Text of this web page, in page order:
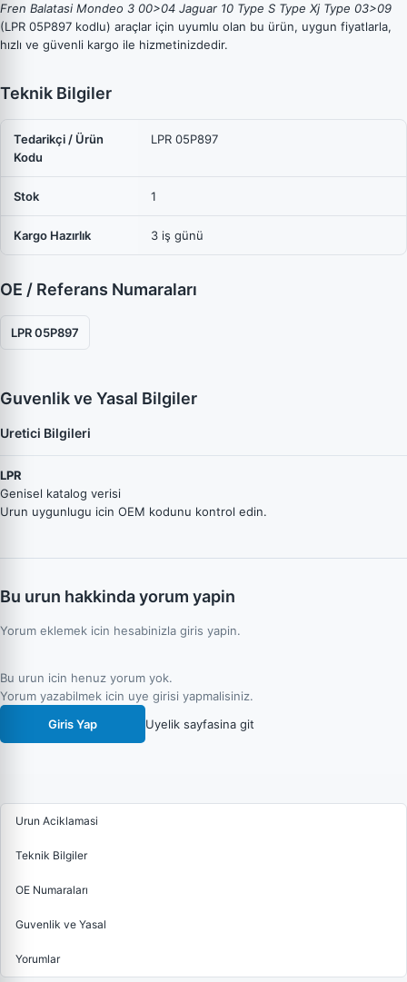
Fren Balatasi Mondeo 3 00>04 Jaguar 10 Type S Type Xj Type 03>09
(LPR 05P897 kodlu) araçlar için uyumlu olan bu ürün, uygun fiyatlarla,
hızlı ve güvenli kargo ile hizmetinizdedir.
Teknik Bilgiler
Tedarikçi / Ürün
Kodu
LPR 05P897
Stok 1
Kargo Hazırlık 3 iş günü
OE / Referans Numaraları
LPR 05P897
Guvenlik ve Yasal Bilgiler
Uretici Bilgileri
LPR
Genisel katalog verisi
Urun uygunlugu icin OEM kodunu kontrol edin.
Bu urun hakkinda yorum yapin
Yorum eklemek icin hesabinizla giris yapin.
Bu urun icin henuz yorum yok.
Yorum yazabilmek icin uye girisi yapmalisiniz.
Giris Yap
Uyelik sayfasina git
Urun Aciklamasi
Teknik Bilgiler
OE Numaraları
Guvenlik ve Yasal
Yorumlar